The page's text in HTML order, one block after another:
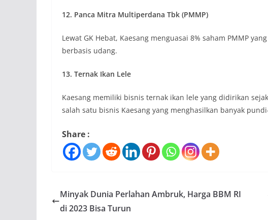
12. Panca Mitra Multiperdana Tbk (PMMP)
Lewat GK Hebat, Kaesang menguasai 8% saham PMMP
berbasis udang.
13. Ternak Ikan Lele
Kaesang memiliki bisnis ternak ikan lele yang didirikan
salah satu bisnis Kaesang yang menghasilkan banyak
Share :
Minyak Dunia Perlahan Ambruk, Harga BBM RI
di 2023 Bisa Turun